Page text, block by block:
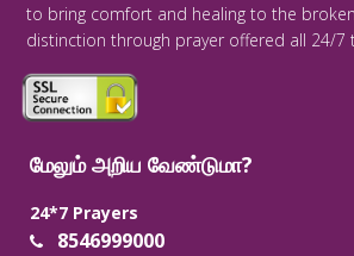
to bring comfort and healing to the
distinction through prayer offered all 24/7
மேலும் அறிய வேண்டுமா?
24*7 Prayers
8546999000